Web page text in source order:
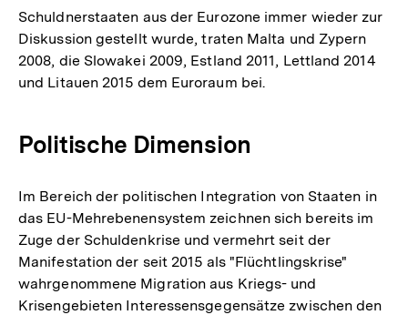
Schuldnerstaaten aus der Eurozone immer wieder zur
Diskussion gestellt wurde, traten Malta und Zypern
2008, die Slowakei 2009, Estland 2011, Lettland 2014
und Litauen 2015 dem Euroraum bei.
Politische Dimension
Im Bereich der politischen Integration von Staaten in
das EU-Mehrebenensystem zeichnen sich bereits im
Zuge der Schuldenkrise und vermehrt seit der
Manifestation der seit 2015 als "Flüchtlingskrise"
wahrgenommene Migration aus Kriegs- und
Krisengebieten Interessensgegensätze zwischen den